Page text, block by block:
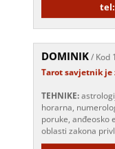
DOMINIK/ Kod
Tarot savjetnik je
TEHNIKE:
horarna,
poruke, anđeosko
oblasti zakona